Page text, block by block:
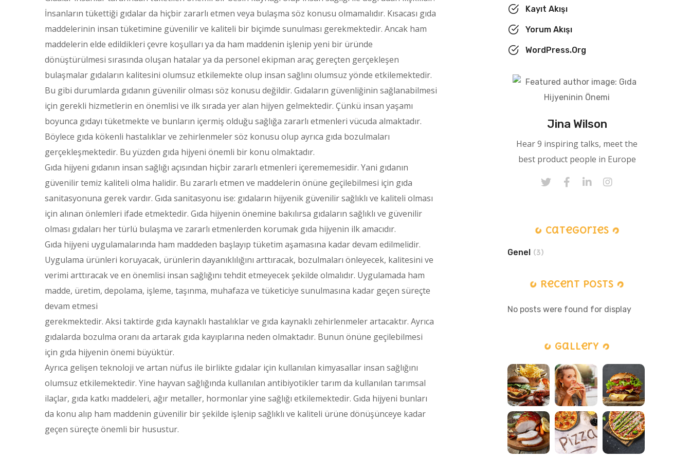
İnsanların tükettiği gıdalar da hiçbir zararlı etmen veya bulaşma söz konusu olmamalıdır. Kısacası gıda
maddelerinin insan tüketimine güvenilir ve kaliteli bir biçimde sunulması gerekmektedir. Ancak ham
maddelerin elde edildikleri çevre koşulları ya da ham maddenin işlenip yeni bir üründe
dönüştürülmesi sırasında oluşan hatalar ya da personel ekipman araç gereçten gerçekleşen
bulaşmalar gıdaların kalitesini olumsuz etkilemekte olup insan sağlını olumsuz yönde etkilemektedir.
Bu gibi durumlarda gıdanın güvenilir olması söz konusu değildir. Gıdaların güvenliğinin sağlanabilmesi
için gerekli hizmetlerin en önemlisi ve ilk sırada yer alan hijyen gelmektedir. Çünkü insan yaşamı
boyunca gıdayı tüketmekte ve bunların içermiş olduğu sağlığa zararlı etmenleri vücuda almaktadır.
Böylece gıda kökenli hastalıklar ve zehirlenmeler söz konusu olup ayrıca gıda bozulmaları
gerçekleşmektedir. Bu yüzden gıda hijyeni önemli bir konu olmaktadır.
Gıda hijyeni gıdanın insan sağlığı açısından hiçbir zararlı etmenleri içerememesidir. Yani gıdanın
güvenilir temiz kaliteli olma halidir. Bu zararlı etmen ve maddelerin önüne geçilebilmesi için gıda
sanitasyonuna gerek vardır. Gıda sanitasyonu ise: gıdaların hijyenik güvenilir sağlıklı ve kaliteli olması
için alınan önlemleri ifade etmektedir. Gıda hijyenin önemine bakılırsa gıdaların sağlıklı ve güvenilir
olması gıdaları her türlü bulaşma ve zararlı etmenlerden korumak gıda hijyenin ilk amacıdır.
Gıda hijyeni uygulamalarında ham maddeden başlayıp tüketim aşamasına kadar devam edilmelidir.
Uygulama ürünleri koruyacak, ürünlerin dayanıklılığını arttıracak, bozulmaları önleyecek, kalitesini ve
verimi arttıracak ve en önemlisi insan sağlığını tehdit etmeyecek şekilde olmalıdır. Uygulamada ham
madde, üretim, depolama, işleme, taşınma, muhafaza ve tüketiciye sunulmasına kadar geçen süreçte
devam etmesi
gerekmektedir. Aksi taktirde gıda kaynaklı hastalıklar ve gıda kaynaklı zehirlenmeler artacaktır. Ayrıca
gıdalarda bozulma oranı da artarak gıda kayıplarına neden olmaktadır. Bunun önüne geçilebilmesi
için gıda hijyenin önemi büyüktür.
Ayrıca gelişen teknoloji ve artan nüfus ile birlikte gıdalar için kullanılan kimyasallar insan sağlığını
olumsuz etkilemektedir. Yine hayvan sağlığında kullanılan antibiyotikler tarım da kullanılan tarımsal
ilaçlar, gıda katkı maddeleri, ağır metaller, hormonlar yine sağlığı etkilemektedir. Gıda hijyeni bunları
da konu alıp ham maddenin güvenilir bir şekilde işlenip sağlıklı ve kaliteli ürüne dönüşünceye kadar
geçen süreçte önemli bir husustur.
Kayıt Akışı
Yorum Akışı
WordPress.org
Jina Wilson
Hear 9 inspiring talks, meet the
best product people in Europe
Categories
Genel (3)
Recent Posts
No posts were found for display
Gallery